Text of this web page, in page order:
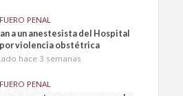
FUERO PENAL
a un anestesista del Hospital
por violencia obstétrica
hace 3 semanas
FUERO PENAL